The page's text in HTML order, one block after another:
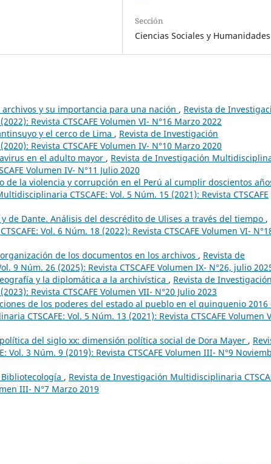
Sección
Ciencias Sociales y Humanidades
archivos y su importancia para una nación , Revista de
Revista CTSCAFE Volumen VI- N°16 Marzo 2022
y el cerco de Lima , Revista de Investigación
Revista CTSCAFE Volumen IV- N°10 Marzo 2020
en el adulto mayor , Revista de Investigación
Volumen IV- N°11 Julio 2020
de la violencia y corrupción en el Perú al cumplir doscientos
CTSCAFE: Vol. 5 Núm. 15 (2021): Revista CTSCAFE
de Dante. Análisis del descrédito de Ulises a través del tiempo ,
Vol. 6 Núm. 18 (2022): Revista CTSCAFE Volumen VI-
de los documentos en los archivos , Revista de
9 Núm. 26 (2025): Revista CTSCAFE Volumen IX- N°26, julio
y la diplomática a la archivística , Revista de Investigación
Revista CTSCAFE Volumen VII- N°20 Julio 2023
de los poderes del estado al pueblo en el quinquenio 2016
CTSCAFE: Vol. 5 Núm. 13 (2021): Revista CTSCAFE Volumen
del siglo xx: dimensión política social de Dora Mayer ,
3 Núm. 9 (2019): Revista CTSCAFE Volumen III- N°9
, Revista de Investigación Multidisciplinaria
III- N°7 Marzo 2019